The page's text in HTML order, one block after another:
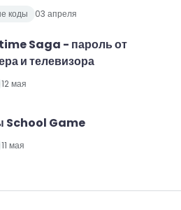
коды 03 апреля
Saga - пароль от
и телевизора
12 мая
School Game
11 мая